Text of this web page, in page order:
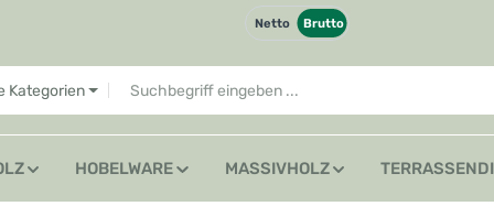
Netto Brutto
Kategorien
HOBELWARE MASSIVHOLZ